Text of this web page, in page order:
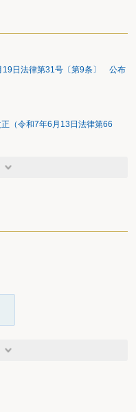
19日法律第31号〔第9条〕 公布
（令和7年6月13日法律第66